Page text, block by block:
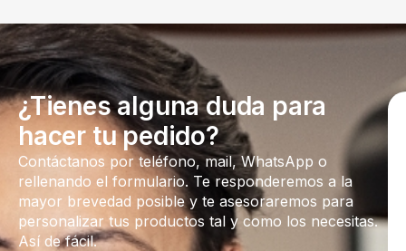
¿Tienes alguna duda para
hacer tu pedido?
Contáctanos por teléfono, mail, WhatsApp o
rellenando el formulario. Te responderemos a la
mayor brevedad posible y te asesoraremos para
personalizar tus productos tal y como los necesitas.
Así de fácil.